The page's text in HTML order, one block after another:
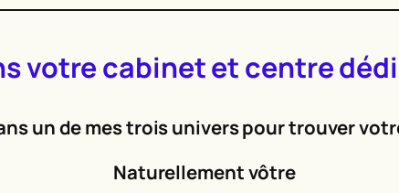
votre cabinet et centre
un de mes trois univers pour trouver
Naturellement vôtre